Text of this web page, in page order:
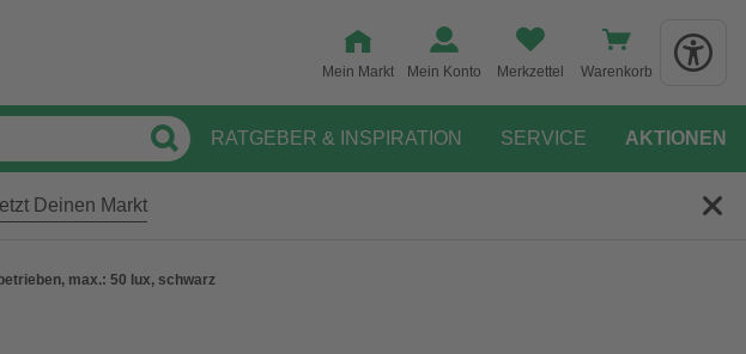
Mein Markt Mein Konto Merkzettel Warenkorb
RATGEBER & INSPIRATION SERVICE AKTIONEN
Deinen Markt
max.: 50 lux, schwarz